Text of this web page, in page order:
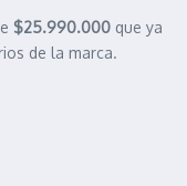
$25.990.000 que ya
de la marca.